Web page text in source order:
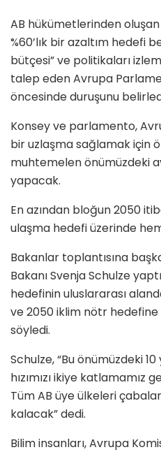
AB hükümetlerinden
%60’lık bir azaltım hedefi
bütçesi” ve politikaları
talep eden Avrupa
öncesinde duruşunu
Konsey ve parlamento,
bir uzlaşma sağlamak için
muhtemelen önümüzdeki
yapacak.
En azından bloğun 2050
ulaşma hedefi üzerinde
Bakanlar toplantısına
Bakanı Svenja Schulze
hedefinin uluslararası
ve 2050 iklim nötr hedefine
söyledi.
Schulze, “Bu önümüzdeki
hızımızı ikiye katlamamız
Tüm AB üye ülkeleri
kalacak” dedi.
Bilim insanları, Avrupa